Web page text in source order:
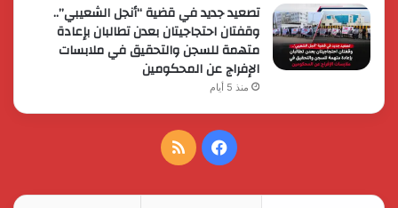
تصعيد جديد في قضية “أنجل الشعيبي”..
وقفتان احتجاجيتان بعدن تطالبان بإعادة
متهمة للسجن والتحقيق في ملابسات
الإفراج عن المحكومين
منذ 5 أيام
فيسبوكملخص